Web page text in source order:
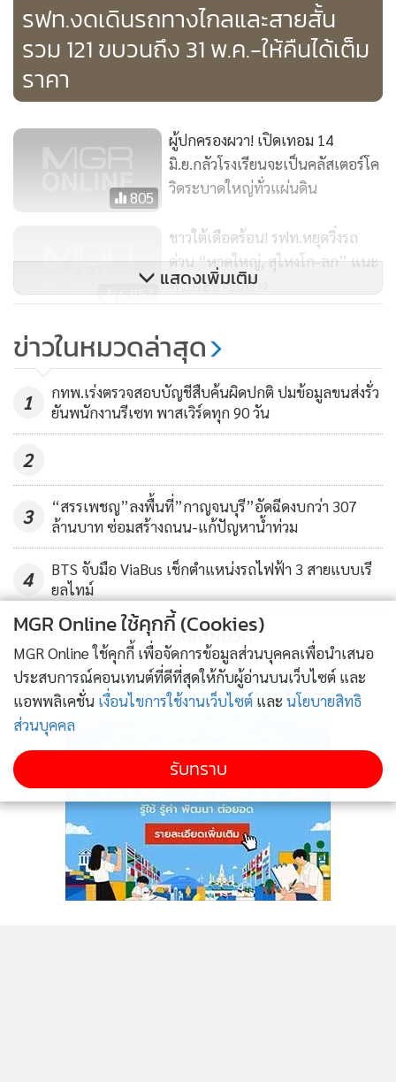
รฟท.งดเดินรถทางไกลและสายสั้น
รวม 121 ขบวนถึง 31 พ.ค.-ให้คืนได้เต็ม
ราคา
805
ผู้ปกครองผวา! เปิดเทอม 14
มิ.ย.กลัวโรงเรียนจะเป็นคลัสเตอร์โค
วิดระบาดใหญ่ทั่วแผ่นดิน
6,857
ชาวใต้เดือดร้อน! รฟท.หยุดวิ่งรถ
ด่วน “หาดใหญ่, สุไหงโก-ลก” แนะ
ฟังประชาชนบ้าง
3,111
สถานีกลางบางซื่อเปิดให้บริการ
ก.ค.นี้
แสดงเพิ่มเติม
ข่าวในหมวดล่าสุด
1
กทพ.เร่งตรวจสอบบัญชีสืบค้นผิดปกติ ปมข้อมูลขนส่งรั่ว
ยันพนักงานรีเซท พาสเวิร์ดทุก 90 วัน
2
3
“สรรเพชญ”ลงพื้นที่”กาญจนบุรี”อัดฉีดงบกว่า 307
ล้านบาท ซ่อมสร้างถนน-แก้ปัญหาน้ำท่วม
4
BTS จับมือ ViaBus เช็กตำแหน่งรถไฟฟ้า 3 สายแบบเรี
ยลไทม์
ข่าวอื่นในหมวด
MGR Online ใช้คุกกี้ (Cookies)
MGR Online ใช้คุกกี้ เพื่อจัดการข้อมูลส่วนบุคคลเพื่อนำเสนอ
ประสบการณ์คอนเทนต์ที่ดีที่สุดให้กับผู้อ่านบนเว็บไซต์ และ
แอพพลิเคชั่น เงื่อนไขการใช้งานเว็บไซต์ และ นโยบายสิทธิ
ส่วนบุคคล
รับทราบ